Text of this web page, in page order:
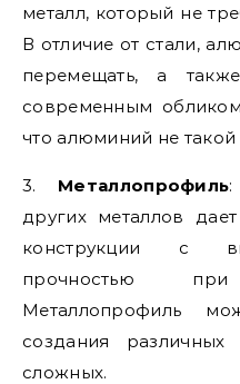
металл, который не
В отличие от стали,
перемещать, а
современным
что алюминий не такой
3. Металлопрофиль
других металлов
конструкции с
прочностью
Металлопрофиль
создания
сложных.